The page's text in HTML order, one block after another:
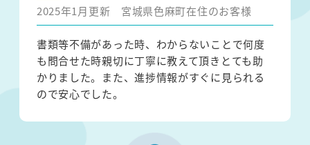
2025年1月更新 宮城県色麻町在住のお客様
書類等不備があった時、わからないことで何度
も問合せた時親切に丁寧に教えて頂きとても助
かりました。また、進捗情報がすぐに見られる
ので安心でした。